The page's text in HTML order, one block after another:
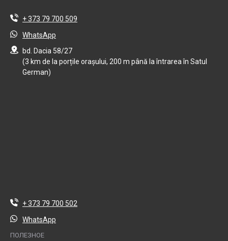
+ 373 79 700 509
WhatsApp
bd. Dacia 58/27
(3 km de la porțile orașului, 200 m până la întrarea în Satul
German)
+ 373 79 700 502
WhatsApp
ПОЛЕЗНОЕ